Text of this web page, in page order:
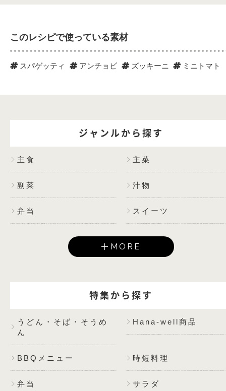
このレシピで使っている素材
スパゲッティ アンチョビ ズッキーニ ミニトマト
ジャンルから探す
主食 主菜
副菜 汁物
弁当 スイーツ
MORE
特集から探す
うどん・そば・そうめ
ん
Hana-well商品
BBQメニュー 時短料理
弁当 サラダ